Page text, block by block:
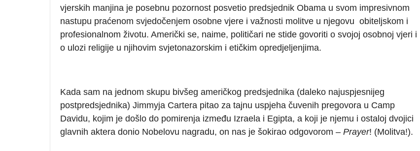
vjerskih manjina je posebnu pozornost posvetio predsjednik Obama u svom impresivnom
nastupu praćenom svjedočenjem osobne vjere i važnosti molitve u njegovu obiteljskom i
profesionalnom životu. Američki se, naime, političari ne stide govoriti o svojoj osobnoj vjeri i
o ulozi religije u njihovim svjetonazorskim i etičkim opredjeljenjima.
Kada sam na jednom skupu bivšeg američkog predsjednika (daleko najuspjesnijeg
postpredsjednika) Jimmyja Cartera pitao za tajnu uspjeha čuvenih pregovora u Camp
Davidu, kojim je došlo do pomirenja između Izraela i Egipta, a koji je njemu i ostaloj dvojici
glavnih aktera donio Nobelovu nagradu, on nas je šokirao odgovorom – Prayer! (Molitva!).